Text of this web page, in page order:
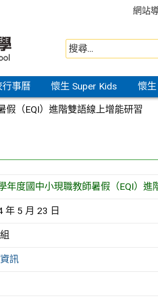
網站
行事曆 懷生 Super Kids 懷
假（EQI）進階雙語線上增能研習
年度國中小現職教師暑假（EQI）進
年 5 月 23 日
訊